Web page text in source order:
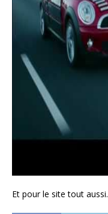
Et pour le site tout